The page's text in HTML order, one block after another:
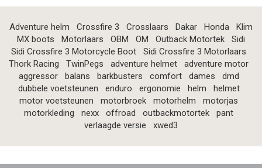
Adventure helm Crossfire 3 Crosslaars Dakar Honda
Klim
MX boots
Motorlaars OBM OM Outback Motortek
Sidi
Sidi Crossfire 3 Motorcycle Boot
Sidi Crossfire 3 Motorlaars
Thork Racing
TwinPegs adventure helmet
adventure motor
aggressor
balans barkbusters comfort dames
dmd
dubbele voetsteunen
enduro ergonomie helm
helmet
motor voetsteunen
motorbroek motorhelm
motorjas
motorkleding
nexx offroad outbackmotortek
pant
verlaagde versie
xwed3